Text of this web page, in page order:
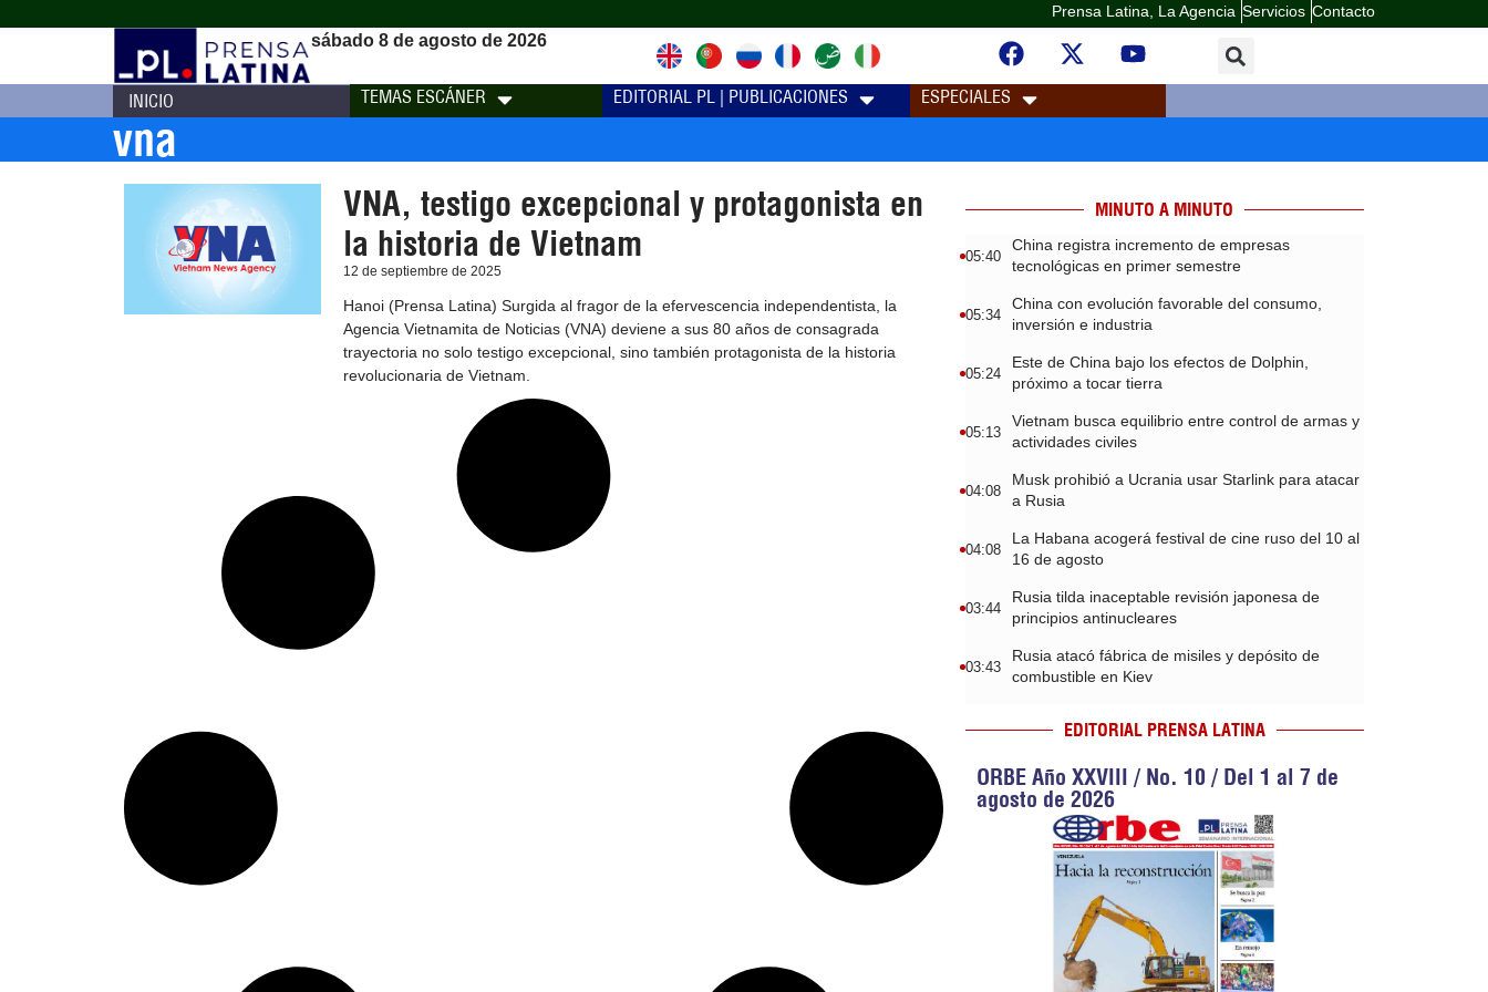
Prensa Latina, La Agencia Servicios Contacto
sábado 8 de agosto de 2026
INICIO TEMAS ESCÁNER EDITORIAL PL | PUBLICACIONES ESPECIALES
vna
VNA, testigo excepcional y protagonista en
la historia de Vietnam
12 de septiembre de 2025
Hanoi (Prensa Latina) Surgida al fragor de la efervescencia independentista, la
Agencia Vietnamita de Noticias (VNA) deviene a sus 80 años de consagrada
trayectoria no solo testigo excepcional, sino también protagonista de la historia
revolucionaria de Vietnam.
MINUTO A MINUTO
05:40
China registra incremento de empresas
tecnológicas en primer semestre
05:34
China con evolución favorable del consumo,
inversión e industria
05:24
Este de China bajo los efectos de Dolphin,
próximo a tocar tierra
05:13
Vietnam busca equilibrio entre control de armas y
actividades civiles
04:08
Musk prohibió a Ucrania usar Starlink para atacar
a Rusia
04:08
La Habana acogerá festival de cine ruso del 10 al
16 de agosto
03:44
Rusia tilda inaceptable revisión japonesa de
principios antinucleares
03:43
Rusia atacó fábrica de misiles y depósito de
combustible en Kiev
EDITORIAL PRENSA LATINA
ORBE Año XXVIII / No. 10 / Del 1 al 7 de
agosto de 2026